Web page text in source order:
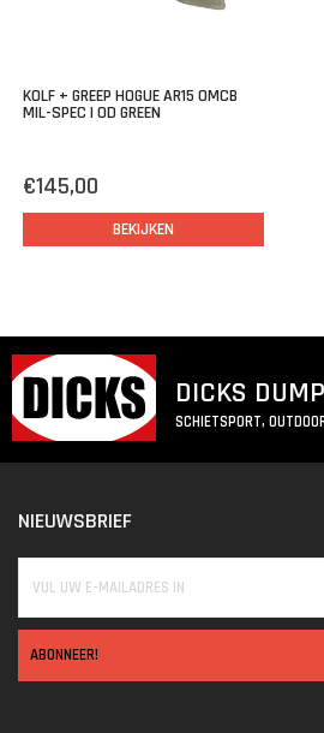
KOLF + GREEP HOGUE AR15 OMCB
MIL-SPEC | OD GREEN
€145,00
BEKIJKEN
DICKS
SCHIETSPORT,
NIEUWSBRIEF
ABONNEER!